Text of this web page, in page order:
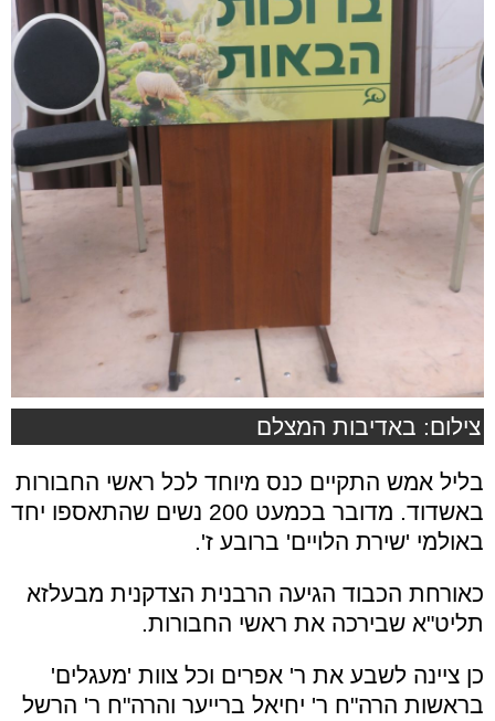
צילום: באדיבות המצלם
בליל אמש התקיים כנס מיוחד לכל ראשי החבורות
באשדוד. מדובר בכמעט 200 נשים שהתאספו יחד
באולמי 'שירת הלויים' ברובע ז'.
כאורחת הכבוד הגיעה הרבנית הצדקנית מבעלזא
תליט"א שבירכה את ראשי החבורות.
כן ציינה לשבע את ר' אפרים וכל צוות 'מעגלים'
בראשות הרה"ח ר' יחיאל ברייער והרה"ח ר' הרשל